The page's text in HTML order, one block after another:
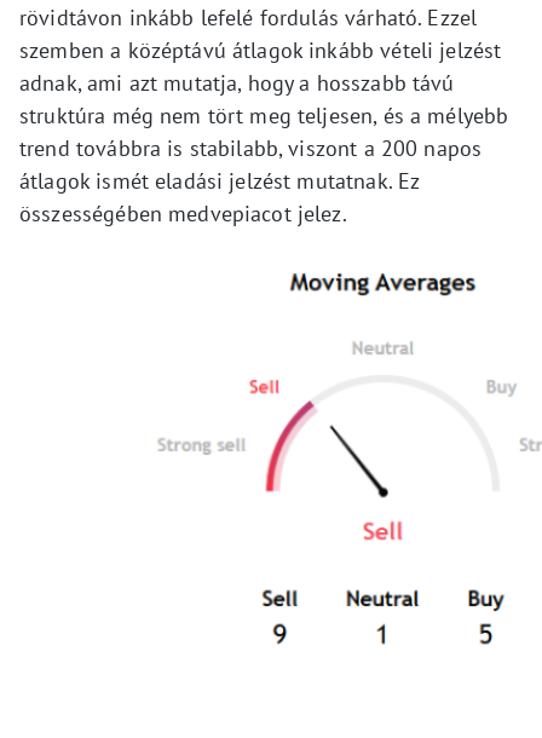
rövidtávon inkább lefelé fordulás várható. Ezzel
szemben a középtávú átlagok inkább vételi jelzést
adnak, ami azt mutatja, hogy a hosszabb távú
struktúra még nem tört meg teljesen, és a mélyebb
trend továbbra is stabilabb, viszont a 200 napos
átlagok ismét eladási jelzést mutatnak. Ez
összességében medvepiacot jelez.